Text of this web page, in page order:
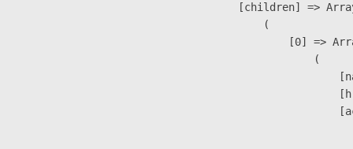
[children] =>
                (
[0] =>
                        (